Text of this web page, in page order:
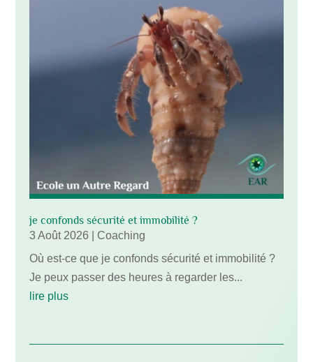
je confonds sécurité et immobilité ?
3 Août 2026
Coaching
Où est-ce que je confonds sécurité et immobilité ?
Je peux passer des heures à regarder les...
lire plus